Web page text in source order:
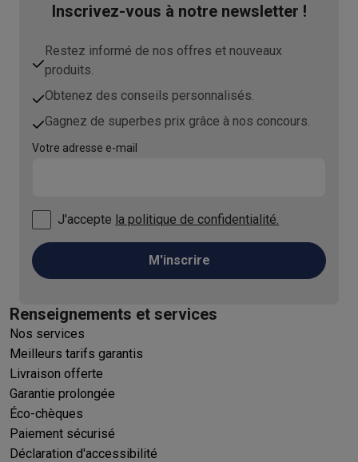
Inscrivez-vous à notre newsletter !
Restez informé de nos offres et nouveaux
produits.
Obtenez des conseils personnalisés.
Gagnez de superbes prix grâce à nos concours.
Votre adresse e-mail
J'accepte la politique de confidentialité.
M'inscrire
Renseignements et services
Nos services
Meilleurs tarifs garantis
Livraison offerte
Garantie prolongée
Éco-chèques
Paiement sécurisé
Déclaration d'accessibilité